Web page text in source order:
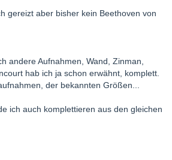
gereizt aber bisher kein Beethoven von
andere Aufnahmen, Wand, Zinman,
hab ich ja schon erwähnt, komplett.
der bekannten Größen...
ich auch komplettieren aus den gleichen